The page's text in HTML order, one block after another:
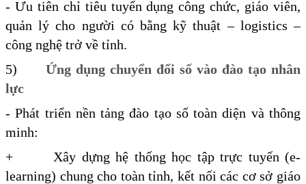
- Ưu tiên chỉ tiêu tuyển dụng công chức, giáo viên,
quản lý cho người có bằng kỹ thuật – logistics –
công nghệ trở về tỉnh.
5) Ứng dụng chuyển đổi số vào đào tạo nhân
lực
- Phát triển nền tảng đào tạo số toàn diện và thông
minh:
+ Xây dựng hệ thống học tập trực tuyến (e-
learning) chung cho toàn tỉnh, kết nối các cơ sở giáo